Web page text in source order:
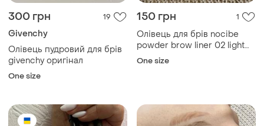
300 грн 19
Givenchy
Олівець пудровий для брів
givenchy оригінал
One size
150 грн 1
Олівець для брів nocibe
powder brow liner 02 light
brown
One size